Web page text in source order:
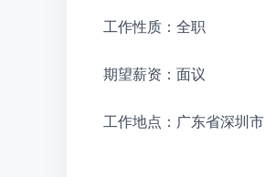
工作性质：全职
期望薪资：面议
工作地点：广东省深圳市